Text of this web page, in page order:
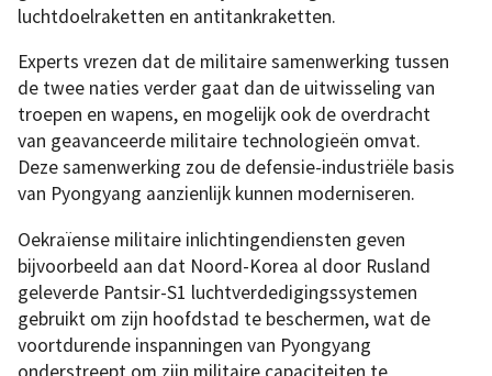
luchtdoelraketten en antitankraketten.
Experts vrezen dat de militaire samenwerking tussen
de twee naties verder gaat dan de uitwisseling van
troepen en wapens, en mogelijk ook de overdracht
van geavanceerde militaire technologieën omvat.
Deze samenwerking zou de defensie-industriële basis
van Pyongyang aanzienlijk kunnen moderniseren.
Oekraïense militaire inlichtingendiensten geven
bijvoorbeeld aan dat Noord-Korea al door Rusland
geleverde Pantsir-S1 luchtverdedigingssystemen
gebruikt om zijn hoofdstad te beschermen, wat de
voortdurende inspanningen van Pyongyang